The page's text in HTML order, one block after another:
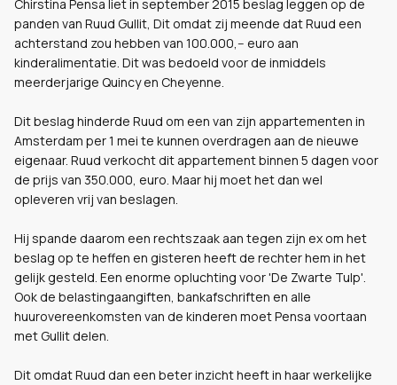
Chirstina Pensa liet in september 2015 beslag leggen op de
panden van Ruud Gullit, Dit omdat zij meende dat Ruud een
achterstand zou hebben van 100.000,-- euro aan
kinderalimentatie. Dit was bedoeld voor de inmiddels
meerderjarige Quincy en Cheyenne.
Dit beslag hinderde Ruud om een van zijn appartementen in
Amsterdam per 1 mei te kunnen overdragen aan de nieuwe
eigenaar. Ruud verkocht dit appartement binnen 5 dagen voor
de prijs van 350.000, euro. Maar hij moet het dan wel
opleveren vrij van beslagen.
Hij spande daarom een rechtszaak aan tegen zijn ex om het
beslag op te heffen en gisteren heeft de rechter hem in het
gelijk gesteld. Een enorme opluchting voor 'De Zwarte Tulp'.
Ook de belastingaangiften, bankafschriften en alle
huurovereenkomsten van de kinderen moet Pensa voortaan
met Gullit delen.
Dit omdat Ruud dan een beter inzicht heeft in haar werkelijke